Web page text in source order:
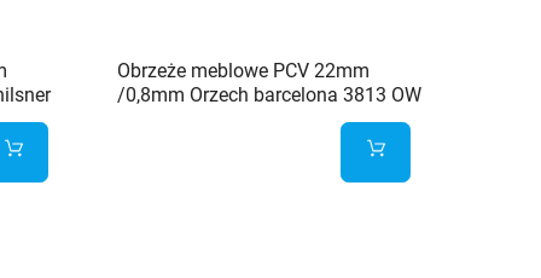
Obrzeże meblowe PCV 22mm
/0,8mm Orzech barcelona 3813 OW